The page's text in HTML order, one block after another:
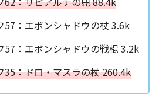
57：エボンシャドウの杖 3.6k
57：エボンシャドウの戦棍 3.2k
35：ドロ・マスラの杖 260.4k